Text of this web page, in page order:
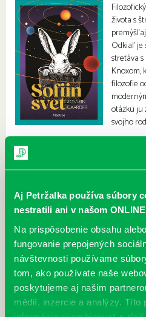
Aj Petržalka používa súbory
nestratili ani v našom
Na prispôsobenie obsahu
fungovanie prepojených
návštevnosti používame
tom, ako používate naše
poskytujeme aj našim
médií, inzercie a analýzy. Títo
života s
Odkiaľ je
stretáva
Knoxom,
filozofie
otázku ju
svojho